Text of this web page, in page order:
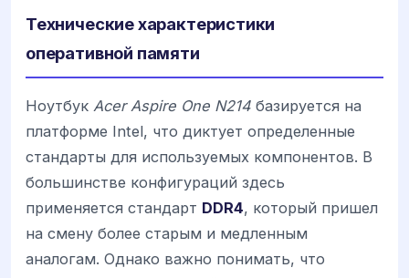
Технические характеристики
оперативной памяти
Ноутбук Acer Aspire One N214 базируется на
платформе Intel, что диктует определенные
стандарты для используемых компонентов. В
большинстве конфигураций здесь
применяется стандарт DDR4, который пришел
на смену более старым и медленным
аналогам. Однако важно понимать, что